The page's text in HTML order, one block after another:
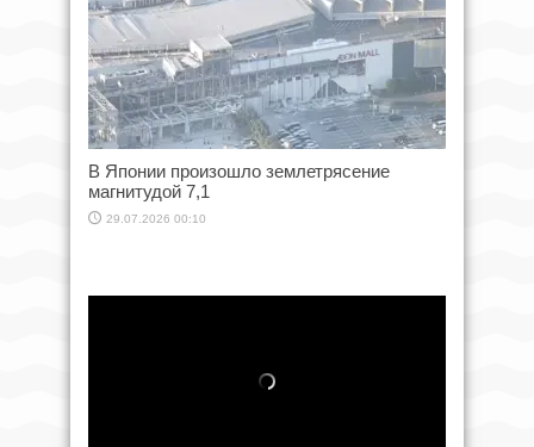
В Японии произошло землетрясение
магнитудой 7,1
29.07.2026 00:10